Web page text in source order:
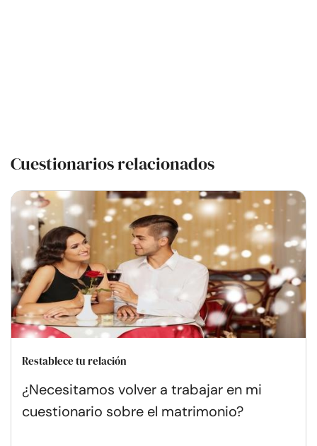
Cuestionarios relacionados
Restablece tu relación
¿Necesitamos volver a trabajar en mi
cuestionario sobre el matrimonio?